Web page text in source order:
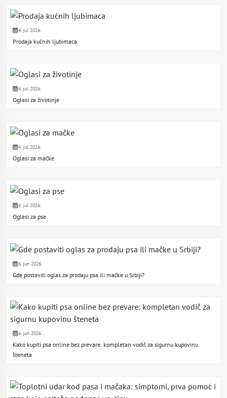
4. jul 2026.
Prodaja kućnih ljubimaca
4. jul 2026.
Oglasi za životinje
4. jul 2026.
Oglasi za mačke
4. jul 2026.
Oglasi za pse
6. jun 2026.
Gde postaviti oglas za prodaju psa ili mačke u Srbiji?
6. jun 2026.
Kako kupiti psa online bez prevare: kompletan vodič za sigurnu kupovinu
šteneta